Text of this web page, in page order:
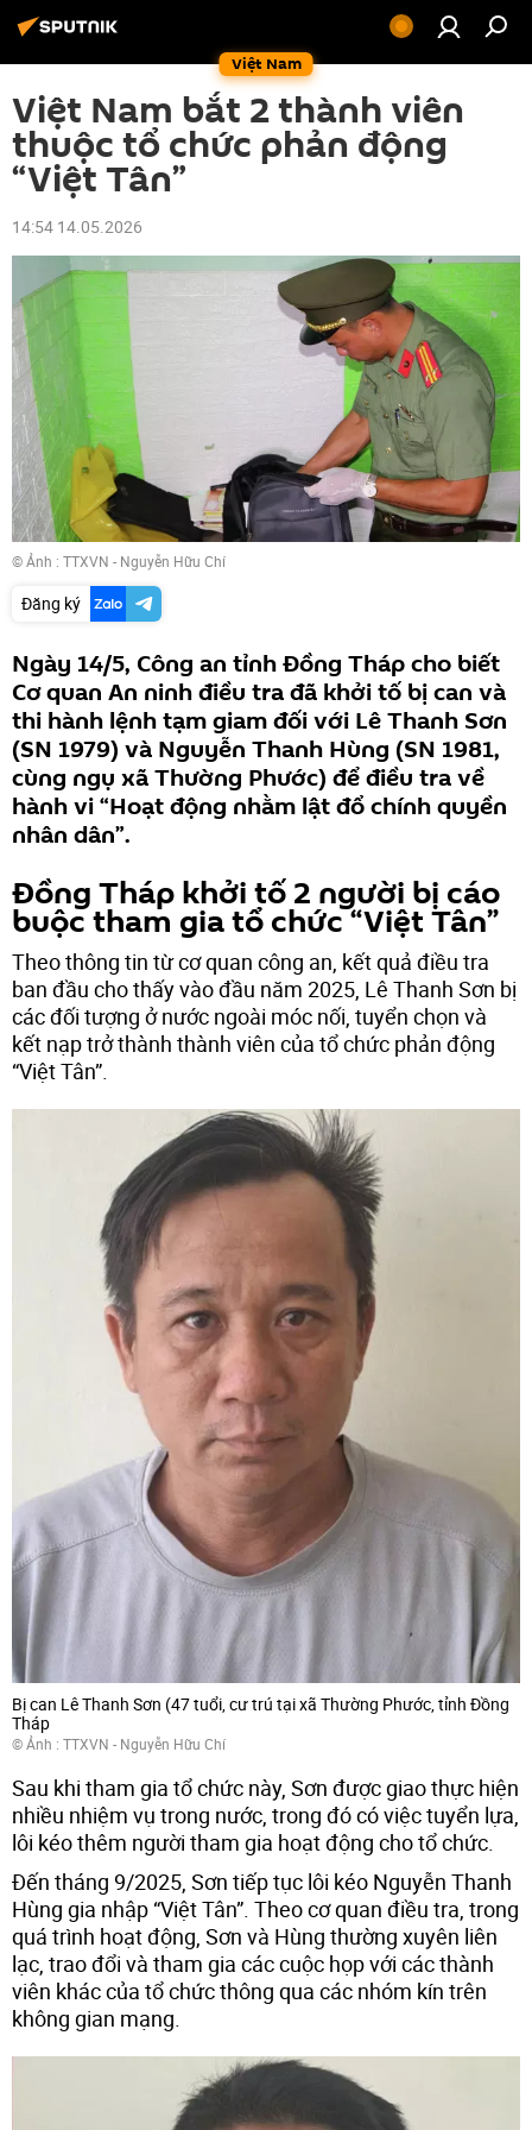
Việt Nam
Việt Nam bắt 2 thành viên
thuộc tổ chức phản động
“Việt Tân”
14:54 14.05.2026
© Ảnh : TTXVN - Nguyễn Hữu Chí
Đăng ký
Ngày 14/5, Công an tỉnh Đồng Tháp cho biết
Cơ quan An ninh điều tra đã khởi tố bị can và
thi hành lệnh tạm giam đối với Lê Thanh Sơn
(SN 1979) và Nguyễn Thanh Hùng (SN 1981,
cùng ngụ xã Thường Phước) để điều tra về
hành vi “Hoạt động nhằm lật đổ chính quyền
nhân dân”.
Đồng Tháp khởi tố 2 người bị cáo
buộc tham gia tổ chức “Việt Tân”
Theo thông tin từ cơ quan công an, kết quả điều tra
ban đầu cho thấy vào đầu năm 2025, Lê Thanh Sơn bị
các đối tượng ở nước ngoài móc nối, tuyển chọn và
kết nạp trở thành thành viên của tổ chức phản động
“Việt Tân”.
Bị can Lê Thanh Sơn (47 tuổi, cư trú tại xã Thường Phước, tỉnh Đồng
Tháp
© Ảnh : TTXVN - Nguyễn Hữu Chí
Sau khi tham gia tổ chức này, Sơn được giao thực hiện
nhiều nhiệm vụ trong nước, trong đó có việc tuyển lựa,
lôi kéo thêm người tham gia hoạt động cho tổ chức.
Đến tháng 9/2025, Sơn tiếp tục lôi kéo Nguyễn Thanh
Hùng gia nhập “Việt Tân”. Theo cơ quan điều tra, trong
quá trình hoạt động, Sơn và Hùng thường xuyên liên
lạc, trao đổi và tham gia các cuộc họp với các thành
viên khác của tổ chức thông qua các nhóm kín trên
không gian mạng.